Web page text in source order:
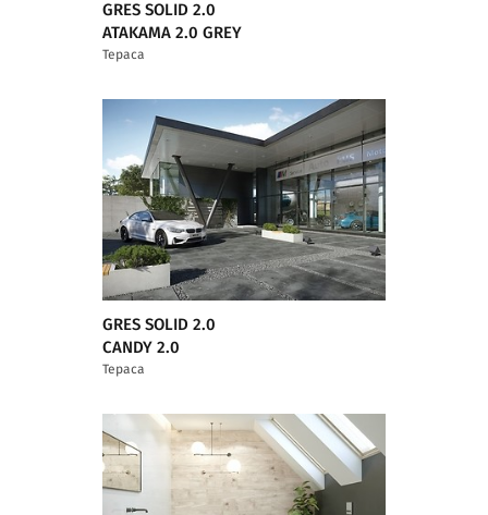
GRES SOLID 2.0
ATAKAMA 2.0 GREY
Тераса
GRES SOLID 2.0
CANDY 2.0
Тераса